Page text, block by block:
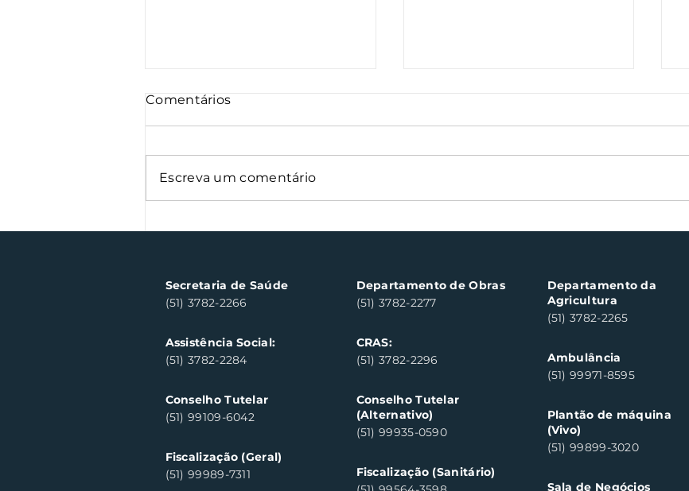
Clara do Sul
Comentários
Escreva um comentário
Secretaria de Saúde
(51) 3782-2266
Assistência Social:
(51) 3782-2284
Conselho Tutelar
(51) 99109-6042
Fiscalização (Geral)
(51) 99989-7311
Departamento de Obras
(51) 3782-2277
CRAS:
(51) 3782-2296
Conselho Tutelar
(Alternativo)
(51) 99935-0590
Fiscalização (Sanitário)
Departamento da
Agricultura
(51) 3782-2265
Ambulância
(51) 99971-8595
Plantão de máquina
(Vivo)
(51) 99899-3020
Sala de Negócios